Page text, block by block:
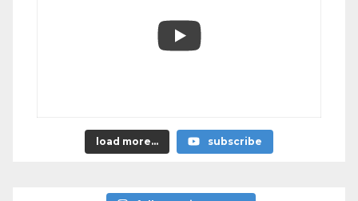
load more... subscribe